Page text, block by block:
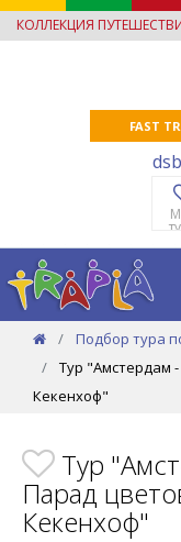
КОЛЛЕКЦИЯ
FAST
Подбор тура
Тур "Амстердам
Кекенхоф"
Тур
Парад
Кекенхоф"